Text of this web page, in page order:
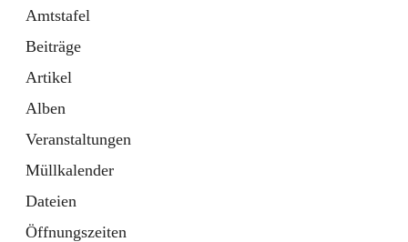
Amtstafel
Beiträge
Artikel
Alben
Veranstaltungen
Müllkalender
Dateien
Öffnungszeiten
18 Schnellzugriffe
Gemeindeservice